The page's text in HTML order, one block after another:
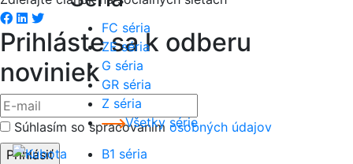
FC séria
ZE séria
G séria
GR séria
Z séria
Všetky série
B1 séria
Facebook share
Linkedin share
Tweet
Prihláste sa k odberu
noviniek
Súhlasím so spracovaním osobných údajov